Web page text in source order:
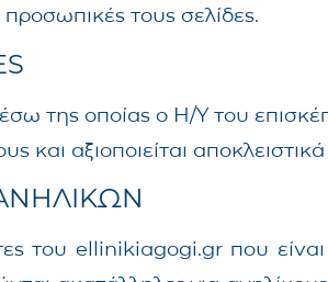
τους σελίδες.
της οποίας ο Η/Υ του
και αξιοποιείται
του ellinikiagogi.gr που